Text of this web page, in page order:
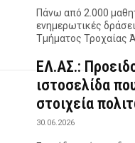
Πάνω από 2.000
ενημερωτικές
Τμήματος Τροχαίας
ΕΛ.ΑΣ.:
ιστοσελίδα
στοιχεία
30.06.2026